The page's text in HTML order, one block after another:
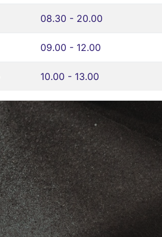
08.30 - 20.00
09.00 - 12.00
10.00 - 13.00